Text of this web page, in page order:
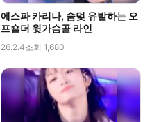
에스파 카리나, 숨멎 유발하는 오
프숄더 윗가슴골 라인
26.2.4조회 1,680